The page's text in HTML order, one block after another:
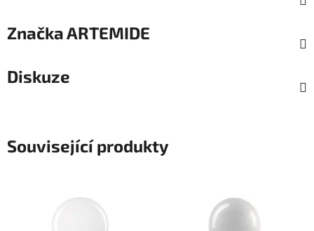
ZnačkaARTEMIDE
Diskuze
Související produkty